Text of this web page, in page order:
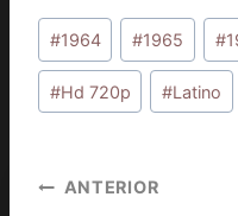
Etiquetas
de
la
#1964 #1965 #
#Hd 720p #Latino
Navegación
ANTERIOR